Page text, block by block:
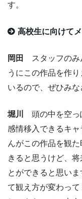
す。
高校生に向けて
岡田
スタッフのみ
うにこの作品を作
いるので、ぜひみな
堀川
頭の中を空っ
感情移入できるキ
んがこの作品を観
きると思うけど、
とができると思い
て観え方が変わっ